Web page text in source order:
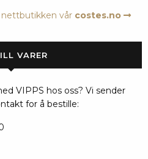
nettbutikken vår costes.no
VARER
VIPPS hos oss? Vi sender
for å bestille: